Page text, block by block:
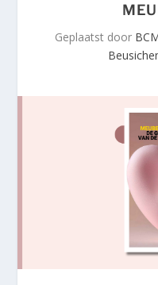
Geplaatst door